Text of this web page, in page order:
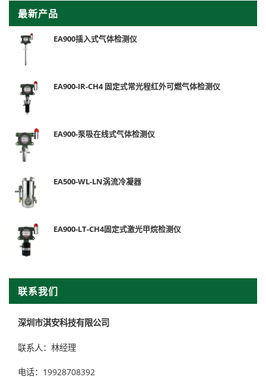
最新产品
EA900插入式气体检测仪
EA900-IR-CH4 固定式常光程红外可燃气体检测仪
EA900-泵吸在线式气体检测仪
EA500-WL-LN涡流冷凝器
EA900-LT-CH4固定式激光甲烷检测仪
联系我们
深圳市淇安科技有限公司
联系人：林经理
电话：19928708392